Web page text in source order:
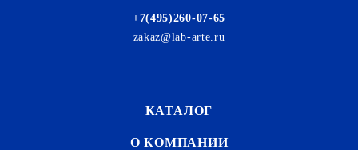
+7(495)260-07-65
zakaz@lab-arte.ru
КАТАЛОГ
О КОМПАНИИ